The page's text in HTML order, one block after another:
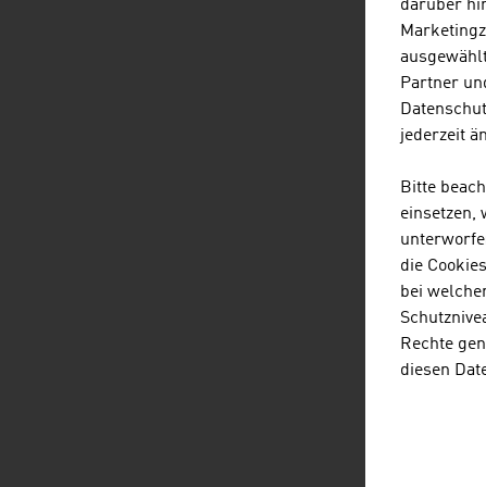
In
an
darüber
Partner
jederzeit
Bitte
einsetzen,
die
bei
Rechte
diesen